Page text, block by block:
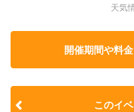
天気
開催期間や料
このイ